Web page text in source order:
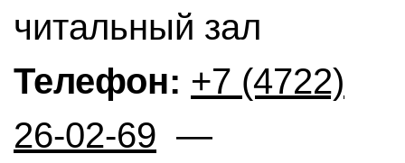
читальный зал
Телефон: +7 (4722)
26-02-69 —